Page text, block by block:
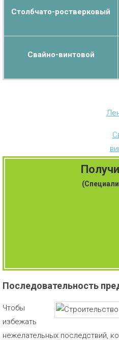
Столбчато-ростверковый
Свайно-винтовой
Последовательность
Чтобы
избежать
нежелательных последствий,